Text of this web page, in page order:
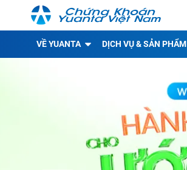
VỀ YUANTA DỊCH VỤ & SẢN PHẨM